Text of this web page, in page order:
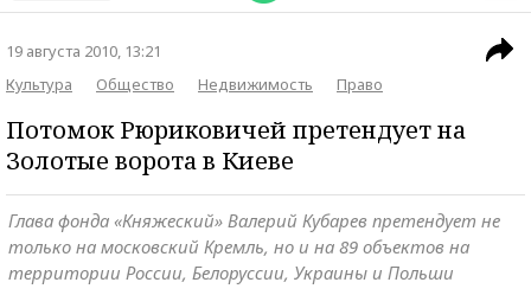
19 августа 2010, 13:21
Культура
Общество Недвижимость Право
Потомок Рюриковичей претендует на
Золотые ворота в Киеве
Глава фонда «Княжеский» Валерий Кубарев претендует не
только на московский Кремль, но и на 89 объектов на
территории России, Белоруссии, Украины и Польши